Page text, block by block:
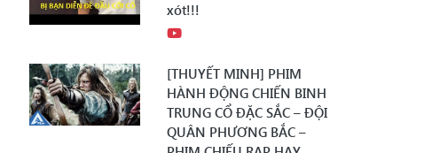
xót!!!
[THUYẾT MINH] PHIM
HÀNH ĐỘNG CHIẾN BINH
TRUNG CỔ ĐẶC SẮC – ĐỘI
QUÂN PHƯƠNG BẮC –